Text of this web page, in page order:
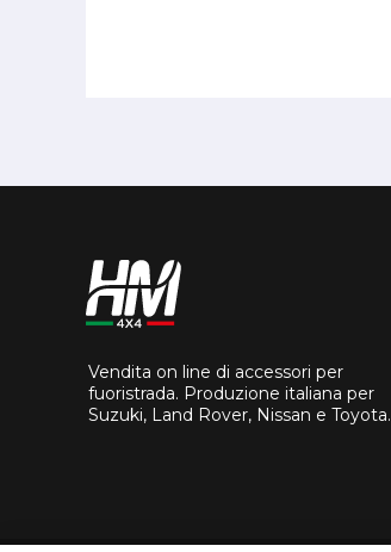
Vendita on line di accessori per
fuoristrada. Produzione italiana per
Suzuki, Land Rover, Nissan e Toyota.